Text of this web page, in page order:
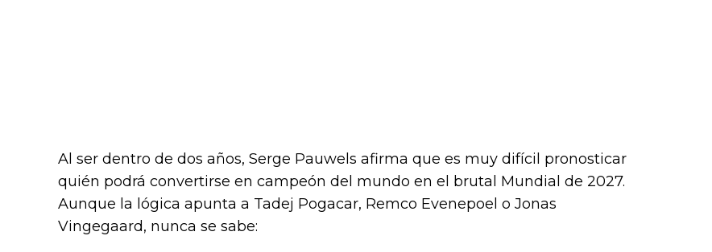
Al ser dentro de dos años, Serge Pauwels afirma que es muy difícil pronosticar
quién podrá convertirse en campeón del mundo en el brutal Mundial de 2027.
Aunque la lógica apunta a Tadej Pogacar, Remco Evenepoel o Jonas
Vingegaard, nunca se sabe: